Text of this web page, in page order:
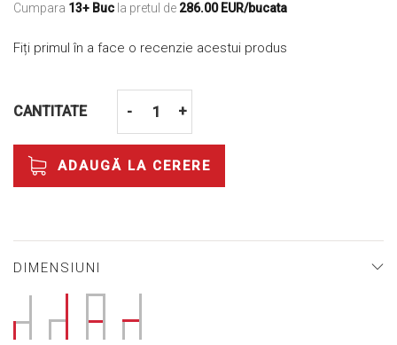
Cumpara 13+ Buc la pretul de 286.00 EUR/bucata
Fiți primul în a face o recenzie acestui produs
CANTITATE - +
ADAUGĂ LA CERERE
DIMENSIUNI